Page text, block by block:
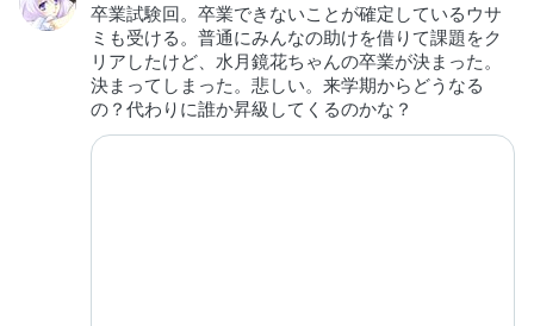
卒業試験回。卒業できないことが確定しているウサ
ミも受ける。普通にみんなの助けを借りて課題をク
リアしたけど、水月鏡花ちゃんの卒業が決まった。
決まってしまった。悲しい。来学期からどうなる
の？代わりに誰か昇級してくるのかな？